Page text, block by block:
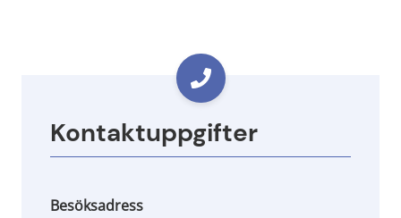
Kontaktuppgifter
Besöksadress